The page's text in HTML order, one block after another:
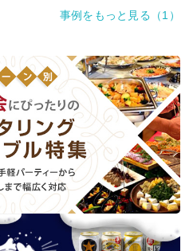
事例をもっと見る（1）